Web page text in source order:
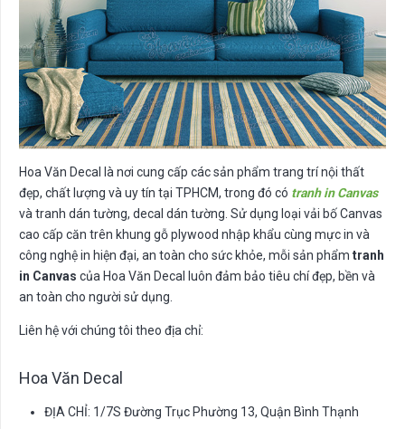
Hoa Văn Decal là nơi cung cấp các sản phẩm trang trí nội thất
đẹp, chất lượng và uy tín tại TPHCM, trong đó có tranh in Canvas
và tranh dán tường, decal dán tường. Sử dụng loại vải bố Canvas
cao cấp căn trên khung gỗ plywood nhập khẩu cùng mực in và
công nghệ in hiện đại, an toàn cho sức khỏe, mỗi sản phẩm tranh
in Canvas của Hoa Văn Decal luôn đảm bảo tiêu chí đẹp, bền và
an toàn cho người sử dụng.
Liên hệ với chúng tôi theo địa chỉ:
Hoa Văn Decal
ĐỊA CHỈ: 1/7S Đường Trục Phường 13, Quận Bình Thạnh